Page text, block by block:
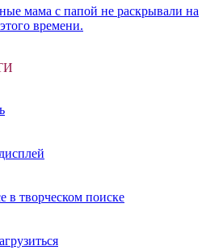
мама с папой не раскрывали на
времени.
творческом поиске